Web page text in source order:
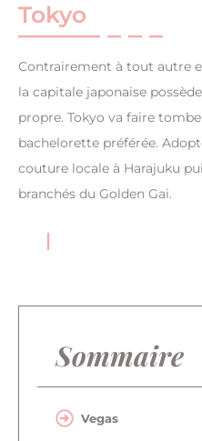
Tokyo
Contrairement à tout autre
la capitale japonaise
propre. Tokyo va faire
bachelorette préférée.
couture locale à Harajuku
branchés du Golden Gai.
Sommaire
Vegas